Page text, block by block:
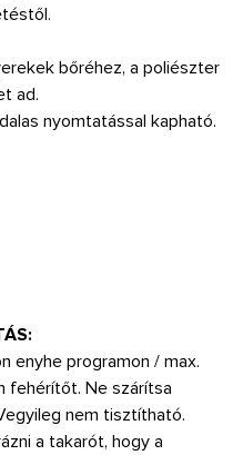
bőréhez, a poliészter
ad.
nyomtatással kapható.
enyhe programon / max.
fehérítőt. Ne szárítsa
nem tisztítható.
a takarót, hogy a